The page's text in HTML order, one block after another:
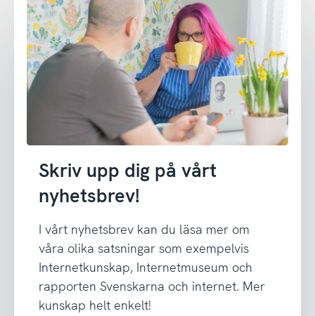
Skriv upp dig på vårt
nyhetsbrev!
I vårt nyhetsbrev kan du läsa mer om
våra olika satsningar som exempelvis
Internetkunskap, Internetmuseum och
rapporten Svenskarna och internet. Mer
kunskap helt enkelt!